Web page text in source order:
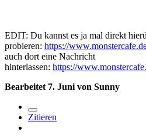
EDIT: Du kannst es ja mal direkt
probieren: https://
auch dort eine Nachricht
hinterlassen: https://
Bearbeitet 7. Juni von Sunny
Zitieren